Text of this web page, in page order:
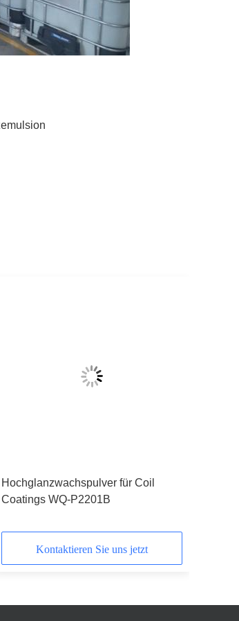
Hochglanzwachspulver für Coil
Coatings WQ-P2201B
Kontaktieren Sie uns jetzt